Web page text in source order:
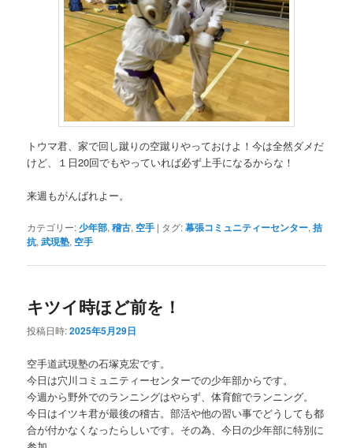
トウマ君、家で回し蹴りの空蹴りやっておけよ！今は全然ダメだ
けど、１日20回でもやっていれば必ず上手になるからな！
来週もがんばれよー。
カテゴリー:少年部,稽古, 空手 | タグ:幕張コミュニティーセンター,拮
抗,武現塾, 空手
キツイ時ほど前を！
投稿日時:2025年5月29日
空手道武現塾の石塚克宏です。
今日は穴川コミュニティーセンターでの少年部からです。
今週から野外でのランニングはやらず、体育館でランニング。
今日はイツキ君が最後の稽古。部活や他の習い事でどうしても都
合が付かなくなったらしいです。その為、今日の少年部に特別に